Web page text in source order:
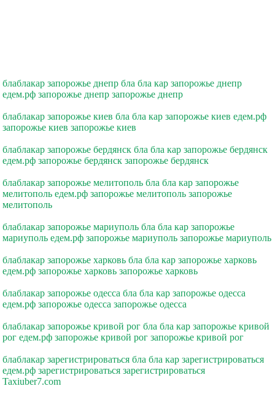
блаблакар запорожье днепр бла бла кар запорожье днепр
едем.рф запорожье днепр запорожье днепр
блаблакар запорожье киев бла бла кар запорожье киев едем.рф
запорожье киев запорожье киев
блаблакар запорожье бердянск бла бла кар запорожье бердянск
едем.рф запорожье бердянск запорожье бердянск
блаблакар запорожье мелитополь бла бла кар запорожье
мелитополь едем.рф запорожье мелитополь запорожье
мелитополь
блаблакар запорожье мариуполь бла бла кар запорожье
мариуполь едем.рф запорожье мариуполь запорожье мариуполь
блаблакар запорожье харковь бла бла кар запорожье харковь
едем.рф запорожье харковь запорожье харковь
блаблакар запорожье одесса бла бла кар запорожье одесса
едем.рф запорожье одесса запорожье одесса
блаблакар запорожье кривой рог бла бла кар запорожье кривой
рог едем.рф запорожье кривой рог запорожье кривой рог
блаблакар зарегистрироваться бла бла кар зарегистрироваться
едем.рф зарегистрироваться зарегистрироваться
Taxiuber7.com